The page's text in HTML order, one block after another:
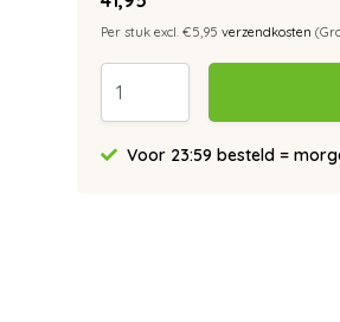
Per stuk excl. €5,95 verzendkosten
Voor 23:59 besteld =